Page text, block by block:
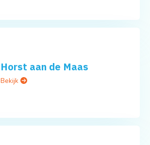
Horst aan de Maas
Bekijk